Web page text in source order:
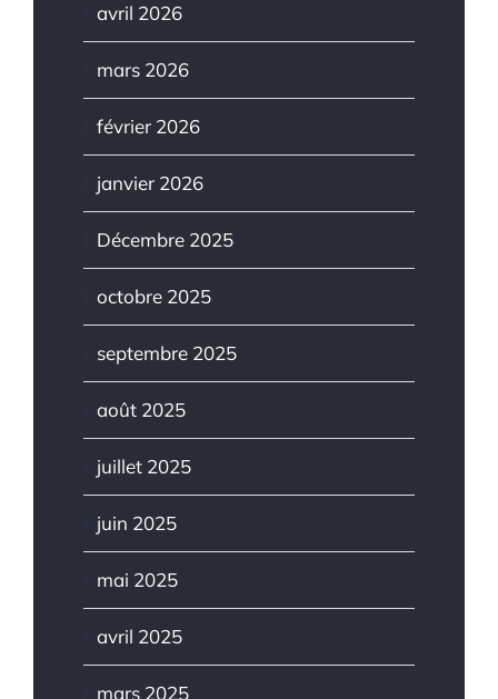
avril 2026
mars 2026
février 2026
janvier 2026
Décembre 2025
octobre 2025
septembre 2025
août 2025
juillet 2025
juin 2025
mai 2025
avril 2025
mars 2025